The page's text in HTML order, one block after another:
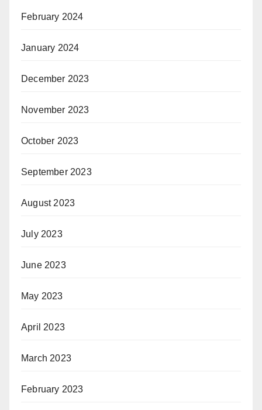
February 2024
January 2024
December 2023
November 2023
October 2023
September 2023
August 2023
July 2023
June 2023
May 2023
April 2023
March 2023
February 2023